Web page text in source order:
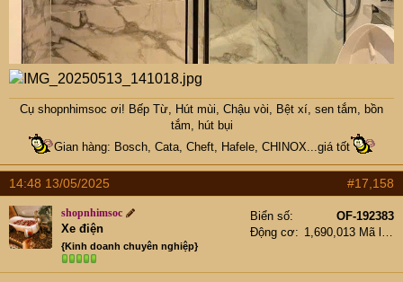
Cụ shopnhimsoc ơi! Bếp Từ, Hút mùi, Chậu vòi, Bệt xí, sen tắm, bồn
tắm, hút bụi
Gian hàng: Bosch, Cata, Cheft, Hafele, CHINOX...giá tốt
14:48 13/05/2025 #17,158
shopnhimsoc
Xe điện
{Kinh doanh chuyên nghiệp}
Biển số
OF-192383
Động cơ